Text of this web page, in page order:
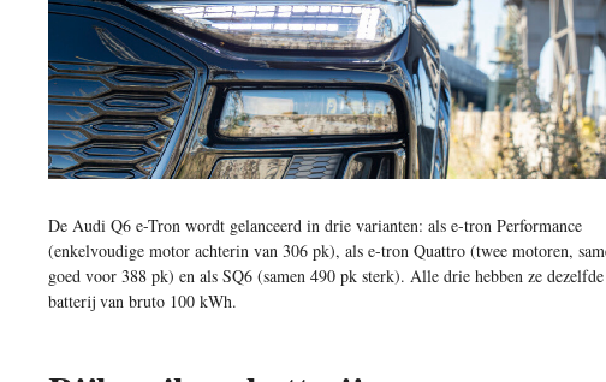
De Audi Q6 e-Tron wordt gelanceerd in drie varianten: als e-tron Performance
(enkelvoudige motor achterin van 306 pk), als e-tron Quattro (twee motoren,
goed voor 388 pk) en als SQ6 (samen 490 pk sterk). Alle drie hebben ze dezelfde
batterij van bruto 100 kWh.